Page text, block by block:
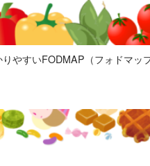
やすいFODMAP（フォドマッ